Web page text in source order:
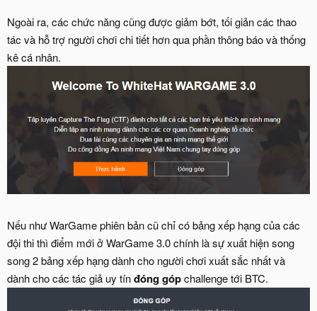
Ngoài ra, các chức năng cũng được giảm bớt, tối giản các thao
tác và hỗ trợ người chơi chi tiết hơn qua phần thông báo và thống
kê cá nhân.
Nếu như WarGame phiên bản cũ chỉ có bảng xếp hạng của các
đội thi thì điểm mới ở WarGame 3.0 chính là sự xuất hiện song
song 2 bảng xếp hạng dành cho người chơi xuất sắc nhất và
dành cho các tác giả uy tínđóng gópchallenge tới BTC.